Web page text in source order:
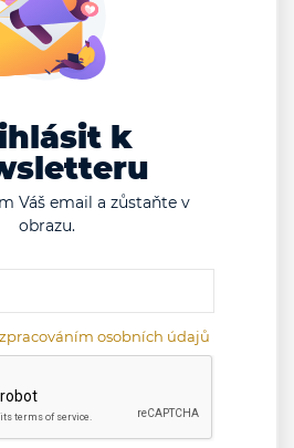
542
k
Váš email a zůstaňte v
obrazu.
zpracováním osobních údajů